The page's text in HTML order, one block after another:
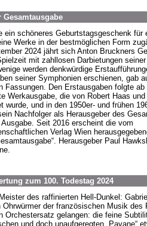
ein schöneres Geburtstagsgeschenk für
Werke in der bestmöglichen Form
2024 jährt sich Anton Bruckners
mit zahllosen Darbietungen
werden denkwürdige
seiner Symphonien erschienen, gab
Fassungen. Den Erstausgaben folgte ab
Werkausgabe, die von Robert Haas und
wurde, und in den 1950er- und frühen
Nachfolger als Herausgeber des
Ausgabe. Seit 2016 erscheint die vom
Verlag Wien
Herausgeber Paul
zum 100. Todestag 2024
des raffinierten Hell-Dunkel:
Ohrwürmer der französischen Musik des
Orchestersatz gelangen: die feine
und doch unaufgeregten „Pavane“